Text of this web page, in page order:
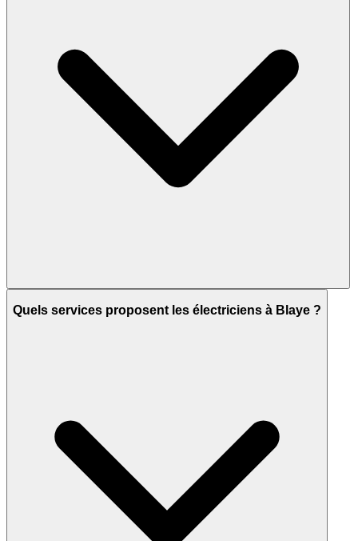
Quels services proposent les électriciens à Blaye ?